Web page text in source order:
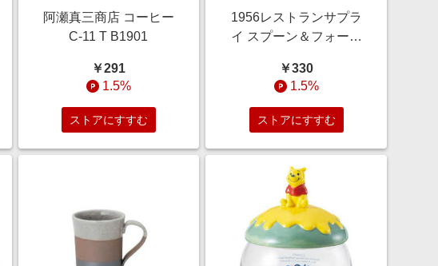
阿瀬真三商店 コーヒー
C-11 T B1901
￥291
1.5%
ストアにすすむ
1956レストランサプラ
イ スプーン＆フォーク
ル TSMFK7056ML
￥330
1.5%
ストアにすすむ